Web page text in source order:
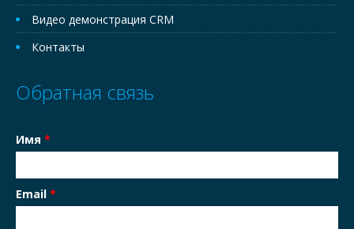
Видео демонстрация CRM
Контакты
Обратная связь
Имя *
Email *